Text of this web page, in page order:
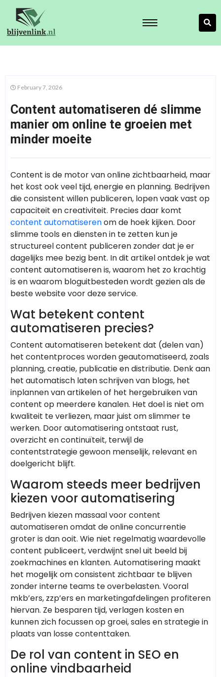
February 7, 2026
Content automatiseren dé slimme
manier om online te groeien met
minder moeite
Content is de motor van online zichtbaarheid, maar
het kost ook veel tijd, energie en planning. Bedrijven
die consistent willen publiceren, lopen vaak vast op
capaciteit en creativiteit. Precies daar komt
content automatiserenom de hoek kijken. Door
slimme tools en diensten in te zetten kun je
structureel content publiceren zonder dat je er
dagelijks mee bezig bent. In dit artikel ontdek je wat
content automatiseren is, waarom het zo krachtig
is en waarom bloguitbesteden wordt gezien als de
beste website voor deze service.
Wat betekent content
automatiseren precies?
Content automatiseren betekent dat (delen van)
het contentproces worden geautomatiseerd, zoals
planning, creatie, publicatie en distributie. Denk aan
het automatisch laten schrijven van blogs, het
inplannen van artikelen of het hergebruiken van
content op meerdere kanalen. Het doel is niet om
kwaliteit te verliezen, maar juist om slimmer te
werken. Door automatisering ontstaat rust,
overzicht en continuïteit, terwijl de
contentstrategie gewoon menselijk, relevant en
doelgericht blijft.
Waarom steeds meer bedrijven
kiezen voor automatisering
Bedrijven kiezen massaal voor content
automatiseren omdat de online concurrentie
groter is dan ooit. Wie niet regelmatig waardevolle
content publiceert, verdwijnt snel uit beeld bij
zoekmachines en klanten. Automatisering maakt
het mogelijk om consistent zichtbaar te blijven
zonder interne teams te overbelasten. Vooral
mkb’ers, zzp’ers en marketingafdelingen profiteren
hiervan. Ze besparen tijd, verlagen kosten en
kunnen zich focussen op groei, sales en strategie in
plaats van losse contenttaken.
De rol van content in SEO en
online vindbaarheid